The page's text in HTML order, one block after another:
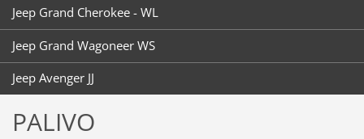
Jeep Grand Cherokee - WL
Jeep Grand Wagoneer WS
Jeep Avenger JJ
PALIVO